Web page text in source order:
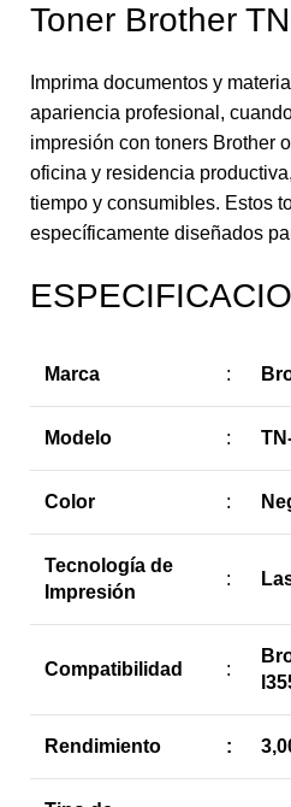
Toner Brother
Imprima documentos y
apariencia profesional,
impresión con toners Brother
oficina y residencia
tiempo y consumibles. Estos
específicamente diseñados
Marca :
Modelo :
Color :
Tecnología de
Impresión
:
Compatibilidad :
Rendimiento :